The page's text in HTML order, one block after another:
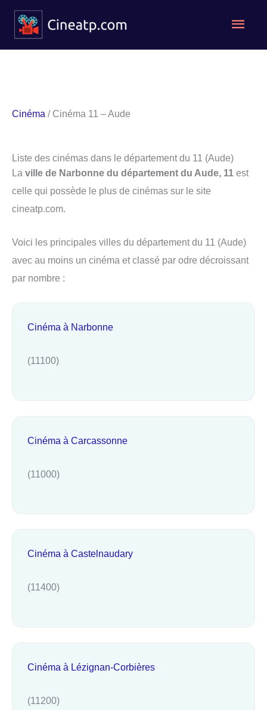
Aller
Cinéma / Cinéma 11 – Aude
Liste des cinémas dans le département du 11 (Aude)
La ville de Narbonne du département du Aude, 11 est
celle qui possède le plus de cinémas sur le site
cineatp.com.
Voici les principales villes du département du 11 (Aude)
avec au moins un cinéma et classé par odre décroissant
par nombre :
Cinéma à Narbonne
(11100)
Cinéma à Carcassonne
(11000)
Cinéma à Castelnaudary
(11400)
Cinéma à Lézignan-Corbières
(11200)